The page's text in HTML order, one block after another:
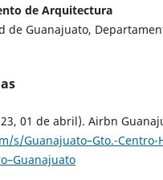
de Arquitectura
de Guanajuato,
01 de abril). Airbn
s/Guanajuato–Gto.-Centro-